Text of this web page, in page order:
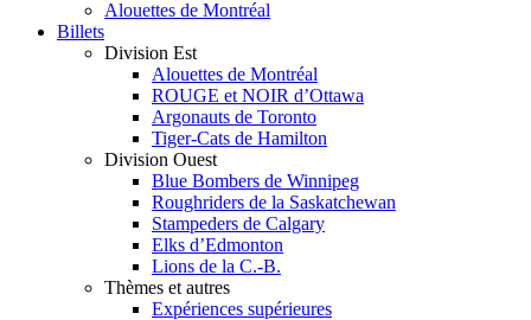
Alouettes de Montréal
Billets
Division Est
Alouettes de Montréal
ROUGE et NOIR d’Ottawa
Argonauts de Toronto
Tiger-Cats de Hamilton
Division Ouest
Blue Bombers de Winnipeg
Roughriders de la Saskatchewan
Stampeders de Calgary
Elks d’Edmonton
Lions de la C.-B.
Thèmes et autres
Expériences supérieures